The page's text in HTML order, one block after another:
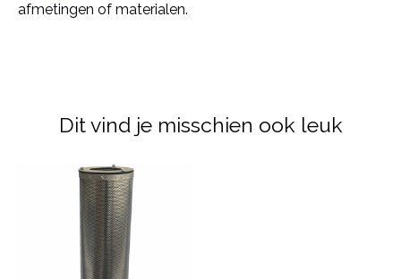
afmetingen of materialen.
Dit vind je misschien ook leuk
Items van productcarrousel